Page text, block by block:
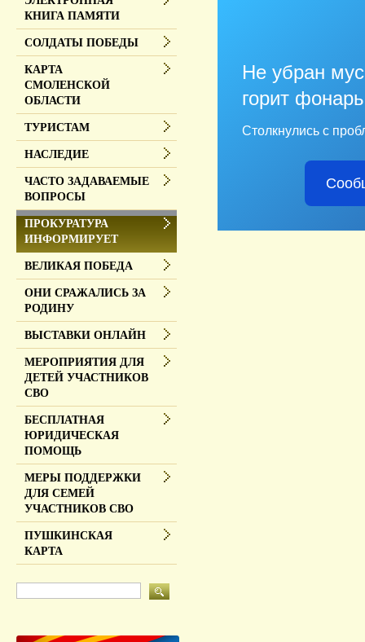
Не убран
горит
Столкнулись с
КНИГА ПАМЯТИ
СОЛДАТЫ ПОБЕДЫ
КАРТА
СМОЛЕНСКОЙ
ОБЛАСТИ
ТУРИСТАМ
НАСЛЕДИЕ
ЧАСТО ЗАДАВАЕМЫЕ
ВОПРОСЫ
ПРОКУРАТУРА
ИНФОРМИРУЕТ
ВЕЛИКАЯ ПОБЕДА
ОНИ СРАЖАЛИСЬ ЗА
РОДИНУ
ВЫСТАВКИ ОНЛАЙН
МЕРОПРИЯТИЯ ДЛЯ
ДЕТЕЙ УЧАСТНИКОВ
СВО
БЕСПЛАТНАЯ
ЮРИДИЧЕСКАЯ
ПОМОЩЬ
МЕРЫ ПОДДЕРЖКИ
ДЛЯ СЕМЕЙ
УЧАСТНИКОВ СВО
ПУШКИНСКАЯ
КАРТА